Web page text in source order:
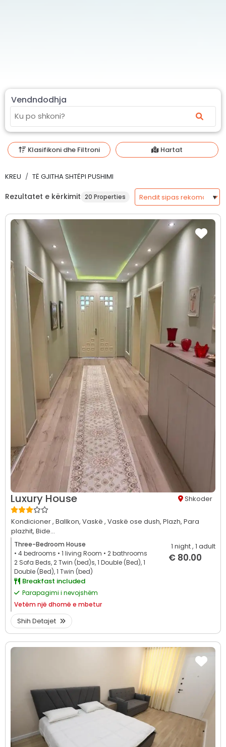
Vendndodhja
Klasifikoni dhe Filtroni Hartat
KREU TË GJITHA SHTËPI PUSHIMI
Rezultatet e kërkimit 20 Properties
Luxury House Shkoder
Kondicioner , Ballkon, Vaskë , Vaskë ose dush, Plazh, Para
plazhit, Bide...
Three-Bedroom House
• 4bedrooms • 1 living Room • 2bathrooms
2 Sofa Beds, 2 Twin (bed)s, 1 Double (Bed), 1
Double (Bed), 1 Twin (bed)
Breakfast included
Parapagimi i nevojshëm
Vetëm një dhomë e mbetur
1 night, 1 adult
€ 80.00
Shih Detajet